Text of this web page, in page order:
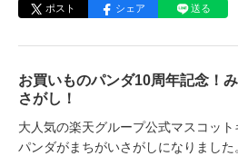
ポスト シェア 送る
お買いものパンダ10周年記念！
さがし！
大人気の楽天グループ公式マスコッ
パンダがまちがいさがしになりました